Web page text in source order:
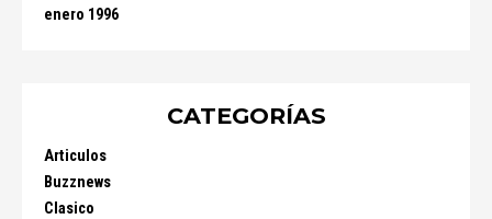
enero 1996
CATEGORÍAS
Articulos
Buzznews
Clasico